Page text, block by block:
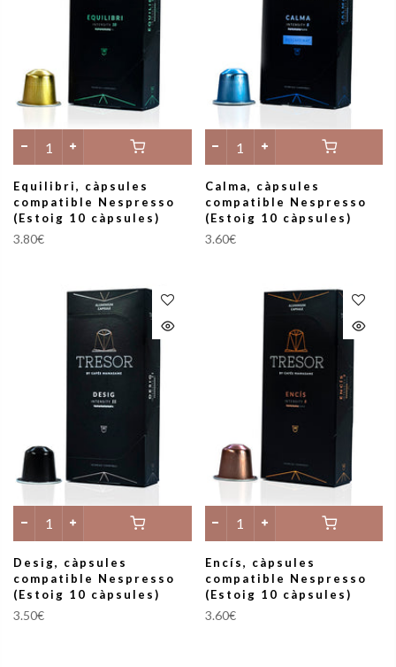
Equilibri, càpsules
compatible Nespresso
(Estoig 10 càpsules)
3.80€
Calma, càpsules
compatible Nespresso
(Estoig 10 càpsules)
3.60€
Desig, càpsules
compatible Nespresso
(Estoig 10 càpsules)
3.50€
Encís, càpsules
compatible Nespresso
(Estoig 10 càpsules)
3.60€